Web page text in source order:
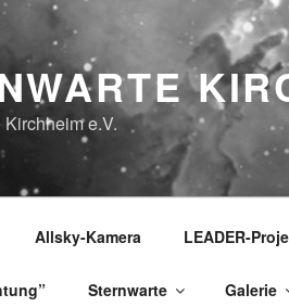
e.V.
Allsky-Kamera LEADER-
Sternwarte Galerie